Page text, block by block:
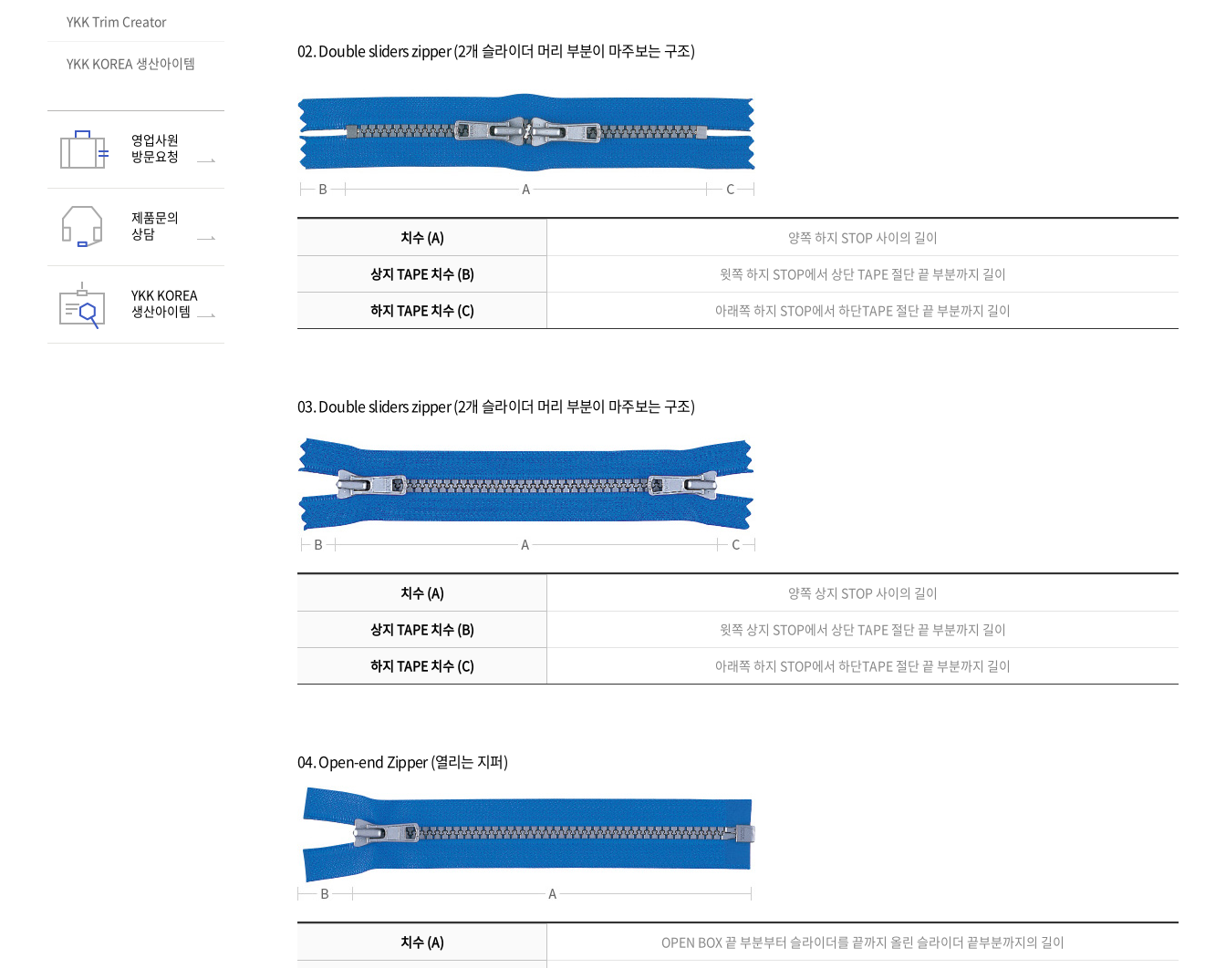
02. Double sliders zipper (2개 슬라이더 머리 부분이 마주보는 구조)
치수 (A)
양쪽 하지 STOP 사이의 길이
상지 TAPE 치수 (B)
윗쪽 하지 STOP에서 상단 TAPE 절단 끝 부분까지 길이
하지 TAPE 치수 (C)
아래쪽 하지 STOP에서 하단TAPE 절단 끝 부분까지 길이
03. Double sliders zipper (2개 슬라이더 머리 부분이 마주보는 구조)
치수 (A)
양쪽 상지 STOP 사이의 길이
상지 TAPE 치수 (B)
윗쪽 상지 STOP에서 상단 TAPE 절단 끝 부분까지 길이
하지 TAPE 치수 (C)
아래쪽 하지 STOP에서 하단TAPE 절단 끝 부분까지 길이
04. Open-end Zipper (열리는 지퍼)
치수 (A)
OPEN BOX 끝 부분부터 슬라이더를 끝까지 올린 슬라이더 끝부분까지의 길이
Recycled
Solution Dye
SOFIX®-TW Print Tape
YKK Trim Creator
YKK KOREA 생산아이템
영업사원
방문요청
제품문의
상담
YKK KOREA
생산아이템